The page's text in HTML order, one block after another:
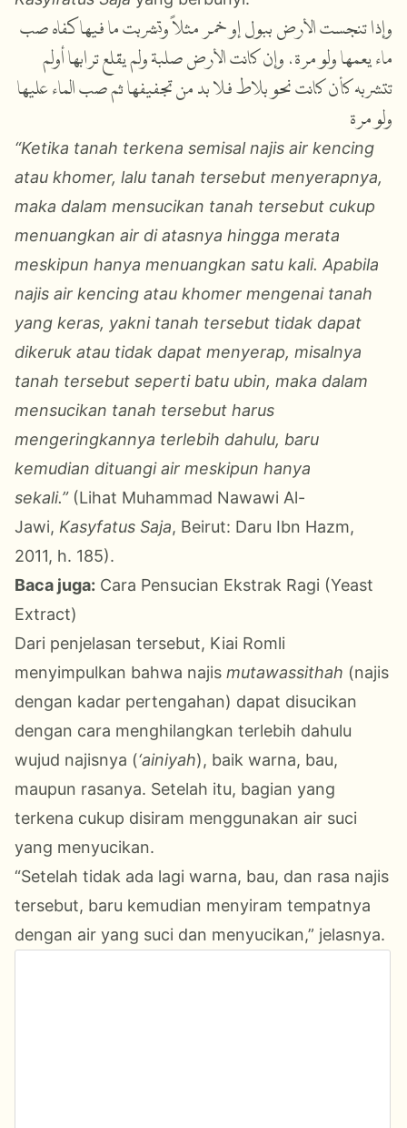
وإذا تنجست الأرض ببول إو خمر مثلاً وتشربت ما فيها كفاه صب
ماء يعمها ولو مرة، وإن كانت الأرض صلبة ولم يقلع ترابها أولم
تتشربه كأن كانت نحو بلاط فلا بد من تجفيفها ثم صب الماء عليها
ولو مرة
“Ketika tanah terkena semisal najis air kencing
atau khomer, lalu tanah tersebut menyerapnya,
maka dalam mensucikan tanah tersebut cukup
menuangkan air di atasnya hingga merata
meskipun hanya menuangkan satu kali. Apabila
najis air kencing atau khomer mengenai tanah
yang keras, yakni tanah tersebut tidak dapat
dikeruk atau tidak dapat menyerap, misalnya
tanah tersebut seperti batu ubin, maka dalam
mensucikan tanah tersebut harus
mengeringkannya terlebih dahulu, baru
kemudian dituangi air meskipun hanya
sekali.” (Lihat Muhammad Nawawi Al-
Jawi, Kasyfatus Saja, Beirut: Daru Ibn Hazm,
2011, h. 185).
Baca juga: Cara Pensucian Ekstrak Ragi (Yeast
Extract)
Dari penjelasan tersebut, Kiai Romli
menyimpulkan bahwa najis mutawassithah (najis
dengan kadar pertengahan) dapat disucikan
dengan cara menghilangkan terlebih dahulu
wujud najisnya (‘ainiyah), baik warna, bau,
maupun rasanya. Setelah itu, bagian yang
terkena cukup disiram menggunakan air suci
yang menyucikan.
“Setelah tidak ada lagi warna, bau, dan rasa najis
tersebut, baru kemudian menyiram tempatnya
dengan air yang suci dan menyucikan,” jelasnya.